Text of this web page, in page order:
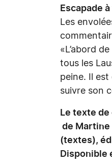
Escapade
Les
«L’abord
tous les
peine. Il est
suivre son
Le texte
de Martine
(textes),
Disponible